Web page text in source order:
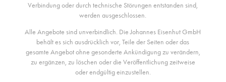
Verbindung oder durch technische Störungen entstanden sind,
werden ausgeschlossen.
Alle Angebote sind unverbindlich. Die Johannes Eisenhut GmbH
behält es sich ausdrücklich vor, Teile der Seiten oder das
gesamte Angebot ohne gesonderte Ankündigung zu verändern,
zu ergänzen, zu löschen oder die Veröffentlichung zeitweise
oder endgültig einzustellen.